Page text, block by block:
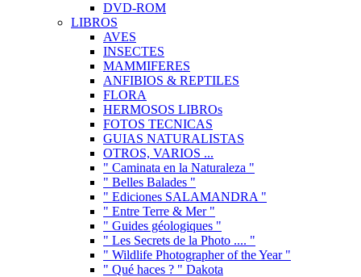
DVD-ROM
LIBROS
AVES
INSECTES
MAMMIFERES
ANFIBIOS & REPTILES
FLORA
HERMOSOS LIBROs
FOTOS TECNICAS
GUIAS NATURALISTAS
OTROS, VARIOS ...
" Caminata en la Naturaleza "
" Belles Balades "
" Ediciones SALAMANDRA "
" Entre Terre & Mer "
" Guides géologiques "
" Les Secrets de la Photo .... "
" Wildlife Photographer of the Year "
" Qué haces ? " Dakota